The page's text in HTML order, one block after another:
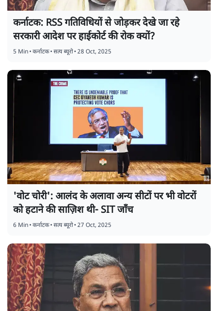
कर्नाटक: RSS गतिविधियों से जोड़कर देखे जा रहे
सरकारी आदेश पर हाईकोर्ट की रोक क्यों?
5 Min•कर्नाटक•सत्य ब्यूरो•28 Oct, 2025
'वोट चोरी': आलंद के अलावा अन्य सीटों पर भी वोटरों
को हटाने की साज़िश थी- SIT जाँच
6 Min•कर्नाटक•सत्य ब्यूरो•27 Oct, 2025